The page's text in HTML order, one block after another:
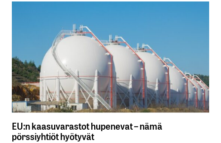
EU:n kaasuvarastot hupenevat – nämä
pörssiyhtiöt hyötyvät